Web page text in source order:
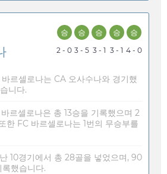
승
2 - 0
승
3 - 5
승
3 - 1
승
3 - 1
승
4 - 0
르셀로나는 CA 오사수나와 경기했
니다.
르셀로나은 총 13승을 기록했으며 2
한 FC 바르셀로나는 1번의 무승부를
10경기에서 총 28골을 넣었으며, 90
했습니다.